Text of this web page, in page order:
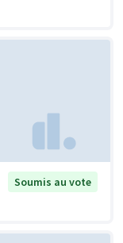
Soumis au vote